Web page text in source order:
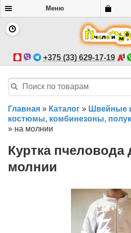
Меню
+375 (33) 629-17-19
Главная » Каталог » Швейные
костюмы, комбинезоны,
» на молнии
Куртка пчеловода
молнии